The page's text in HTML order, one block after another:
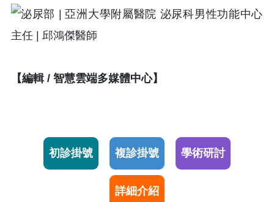
【編輯 / 智慧雲端多媒體中心】
初診掛號 複診掛號 學術研討
詳細介紹